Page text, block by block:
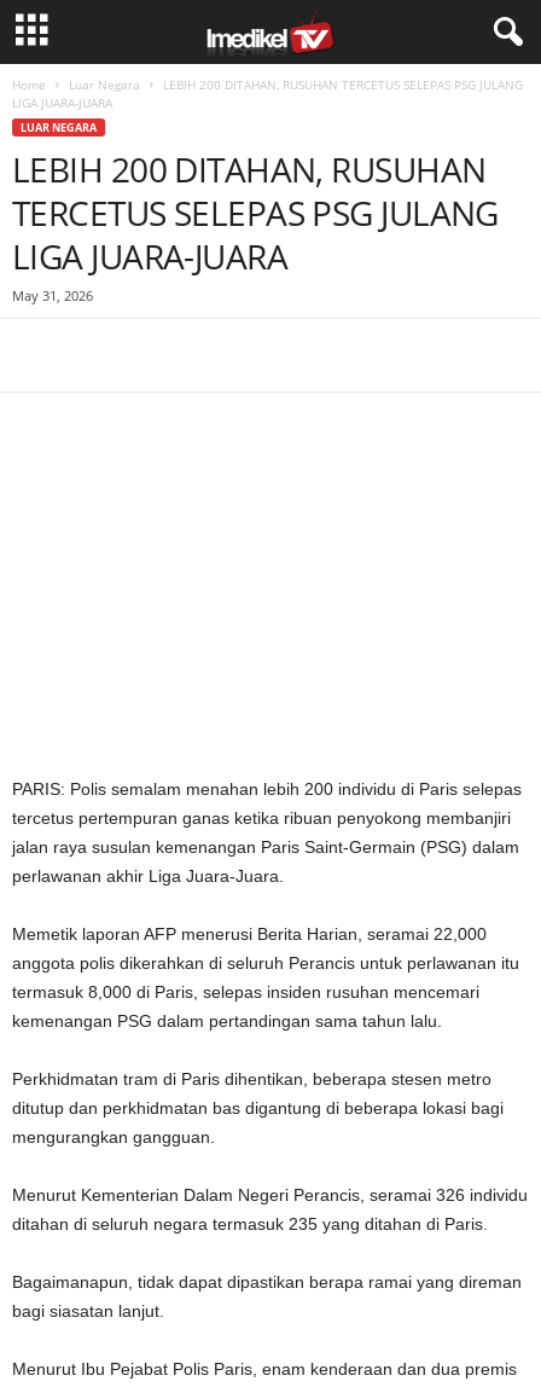
Home Luar Negara
LEBIH 200 DITAHAN, RUSUHAN TERCETUS SELEPAS PSG JULANG
LIGA JUARA-JUARA
LUAR NEGARA
LEBIH 200 DITAHAN, RUSUHAN
TERCETUS SELEPAS PSG JULANG
LIGA JUARA-JUARA
May 31, 2026
PARIS: Polis semalam menahan lebih 200 individu di Paris selepas
tercetus pertempuran ganas ketika ribuan penyokong membanjiri
jalan raya susulan kemenangan Paris Saint-Germain (PSG) dalam
perlawanan akhir Liga Juara-Juara.
Memetik laporan AFP menerusi Berita Harian, seramai 22,000
anggota polis dikerahkan di seluruh Perancis untuk perlawanan itu
termasuk 8,000 di Paris, selepas insiden rusuhan mencemari
kemenangan PSG dalam pertandingan sama tahun lalu.
Perkhidmatan tram di Paris dihentikan, beberapa stesen metro
ditutup dan perkhidmatan bas digantung di beberapa lokasi bagi
mengurangkan gangguan.
Menurut Kementerian Dalam Negeri Perancis, seramai 326 individu
ditahan di seluruh negara termasuk 235 yang ditahan di Paris.
Bagaimanapun, tidak dapat dipastikan berapa ramai yang direman
bagi siasatan lanjut.
Menurut Ibu Pejabat Polis Paris, enam kenderaan dan dua premis